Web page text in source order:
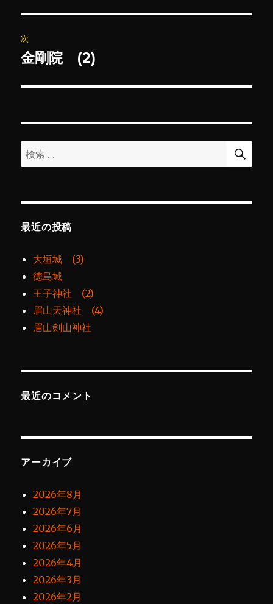
ビ
ゲ
ー
ン
投
稿:
次
次
投
金剛院 (2)
検
索:
検
最近の投稿
大垣城 (3)
徳島城
王子神社 (2)
眉山天神社 (4)
眉山剣山神社
最近のコメント
アーカイブ
2026年8月
2026年7月
2026年6月
2026年5月
2026年4月
2026年3月
2026年2月